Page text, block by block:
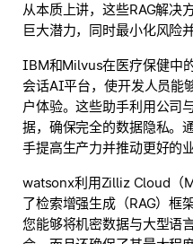
从本质上讲，这些RAG解决
巨大潜力，同时最小化风险
IBM和Milvus在医疗保健中
会话AI平台，使开发人员能
户体验。这些助手利用公司
据，确保完全的数据隐私。
手提高生产力并推动更好的
watsonx利用Zilliz Cloud（
了检索增强生成（RAG）框
您能够将机密数据与大型语